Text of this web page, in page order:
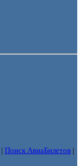
| Поиск АвиаБилетов |